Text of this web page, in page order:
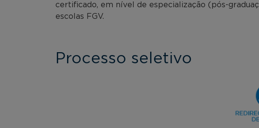
certificado, em nível de especialização (pós-
escolas FGV.
Processo seletivo